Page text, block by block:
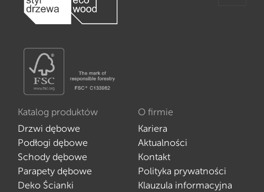
Katalog produktów
Drzwi dębowe
Podłogi dębowe
Schody dębowe
Parapety dębowe
Deko Ścianki
O firmie
Kariera
Aktualności
Kontakt
Polityka prywatności
Klauzula informacyjna